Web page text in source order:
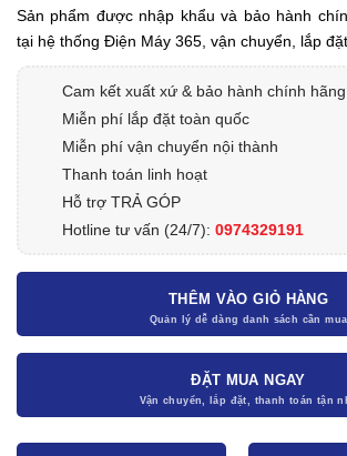
Sản phẩm được nhập khẩu và bảo hành
tại hệ thống Điện Máy 365, vận chuyển, lắp
Cam kết xuất xứ & bảo hành chính hãng
Miễn phí lắp đặt toàn quốc
Miễn phí vận chuyển nội thành
Thanh toán linh hoạt
Hỗ trợ TRẢ GÓP
Hotline tư vấn (24/7): 0974329191
THÊM VÀO GIỎ HÀNG
ĐẶT MUA NGAY